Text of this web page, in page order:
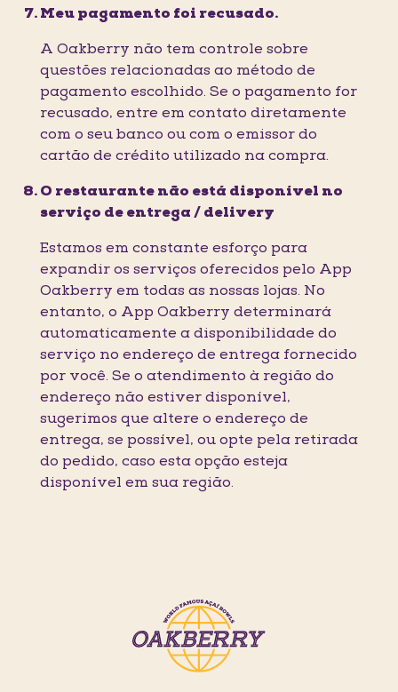
Meu pagamento foi recusado.
A Oakberry não tem controle sobre
questões relacionadas ao método de
pagamento escolhido. Se o pagamento for
recusado, entre em contato diretamente
com o seu banco ou com o emissor do
cartão de crédito utilizado na compra.
O restaurante não está disponível no
serviço de entrega / delivery
Estamos em constante esforço para
expandir os serviços oferecidos pelo App
Oakberry em todas as nossas lojas. No
entanto, o App Oakberry determinará
automaticamente a disponibilidade do
serviço no endereço de entrega fornecido
por você. Se o atendimento à região do
endereço não estiver disponível,
sugerimos que altere o endereço de
entrega, se possível, ou opte pela retirada
do pedido, caso esta opção esteja
disponível em sua região.